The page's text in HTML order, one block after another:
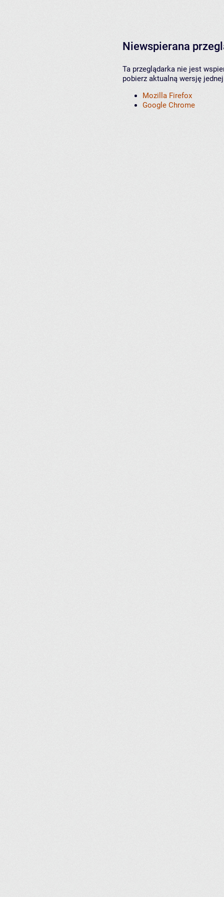
Niewspierana
Ta przeglądarka nie jest
pobierz aktualną wersję
Mozilla Firefox
Google Chrome